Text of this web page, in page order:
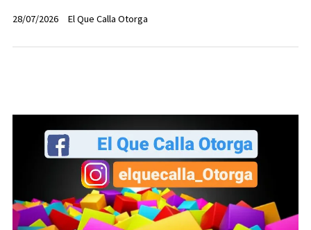
El Que Calla Otorga
28/07/2026